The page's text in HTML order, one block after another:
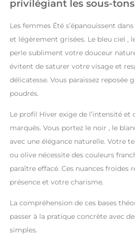
privilégiant les sous-
Les femmes Été s’épanouissent
et légèrement grisées. Le bleu ciel ,
perle subliment votre douceur
évitent de saturer votre visage et
délicatesse. Vous paraissez reposée
poudrés.
Le profil Hiver exige de l’intensité et
marqués. Vous portez le noir , le
avec une élégance naturelle. Votre
ou olive nécessite des couleurs
paraître effacé. Ces nuances froides
présence et votre charisme.
La compréhension de ces bases
passer à la pratique concrète avec
simples.